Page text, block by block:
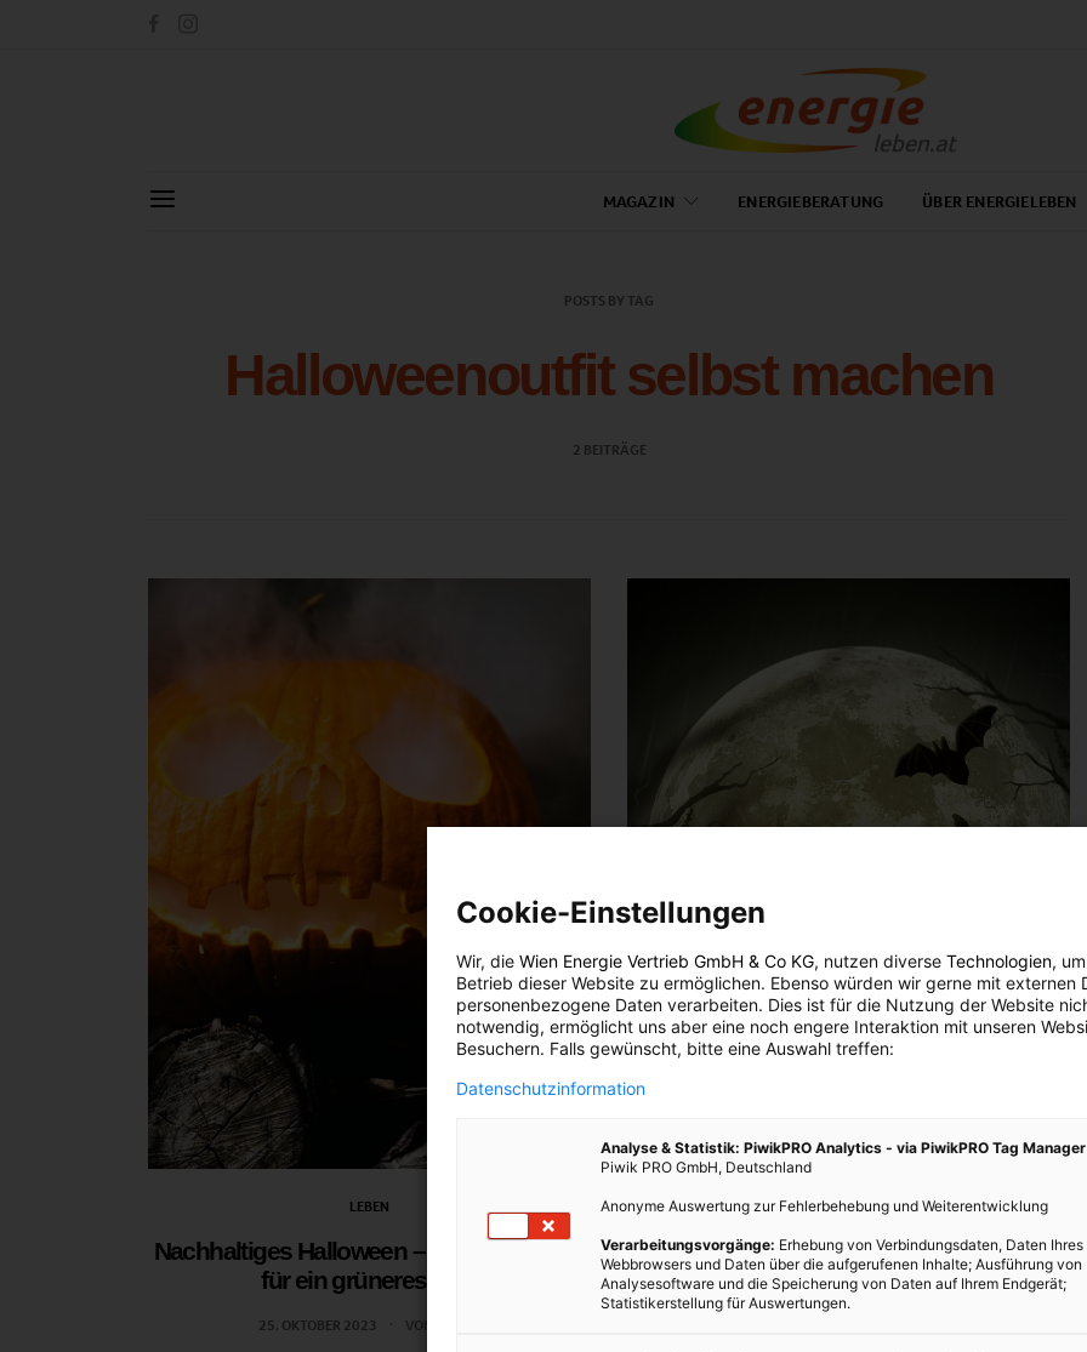
MAGAZIN ENERGIEBERATUNG ÜBER ENERGIELEBEN
POSTS BY TAG
Halloweenoutfit selbst machen
2 BEITRÄGE
LEBEN
Nachhaltiges Halloween – Tricks & Treats
für ein grüneres Fest
25. OKTOBER 2023 VON
7 nachhaltige Last Minute Halloween DIY-
Kostüme
30. OKTOBER 2020 VONENERGIELEBEN REDAKTION
Cookie-Einstellungen
Wir, die Wien Energie Vertrieb GmbH & Co KG, nutzen diverse Technologien,
Betrieb dieser Website zu ermöglichen. Ebenso würden wir gerne mit externen
personenbezogene Daten verarbeiten. Dies ist für die Nutzung der Website
notwendig, ermöglicht uns aber eine noch engere Interaktion mit unseren
Besuchern. Falls gewünscht, bitte eine Auswahl treffen:
Datenschutzinformation
Analyse & Statistik: PiwikPRO Analytics - via PiwikPRO Tag Manager
Piwik PRO GmbH, Deutschland
Anonyme Auswertung zur Fehlerbehebung und Weiterentwicklung
Verarbeitungsvorgänge: Erhebung von Verbindungsdaten, Daten Ihres
Webbrowsers und Daten über die aufgerufenen Inhalte; Ausführung von
Analysesoftware und die Speicherung von Daten auf Ihrem Endgerät;
Statistikerstellung für Auswertungen.